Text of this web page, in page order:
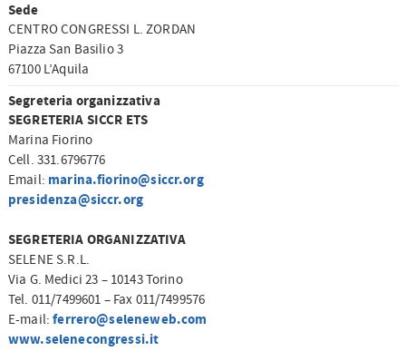
Sede
CENTRO CONGRESSI L. ZORDAN
Piazza San Basilio 3
67100 L’Aquila
Segreteria organizzativa
SEGRETERIA SICCR ETS
Marina Fiorino
Cell. 331.6796776
Email: marina.fiorino@siccr.org
presidenza@siccr.org
SEGRETERIA ORGANIZZATIVA
SELENE S.R.L.
Via G. Medici 23 – 10143 Torino
Tel. 011/7499601 – Fax 011/7499576
E-mail:ferrero@seleneweb.com
www.selenecongressi.it